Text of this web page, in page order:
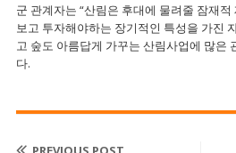
군 관계자는 “산림은 후대에 물려줄 잠재
보고 투자해야하는 장기적인 특성을 가진
고 숲도 아름답게 가꾸는 산림사업에 많은
다.